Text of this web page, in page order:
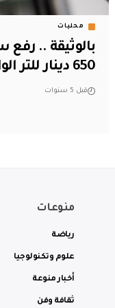
محليات
بالوثيقة .. رفع
650 دينار للتر الواحد في 4 محافظات
قبل 5 سنوات
منوعات
رياضة
علوم وتكنولوجيا
أخبار منوعة
ثقافة وفن